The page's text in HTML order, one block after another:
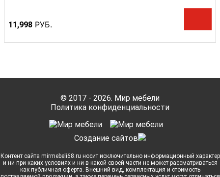
11,998 РУБ.
© 2017 - 2026. Мир мебели
Политика конфиденциальности
Cоздание сайтов
Контент сайта mirmebeli68.ru носит исключительно информационный характер
и ни при каких условиях и ни в какой своей части не может рассматриваться
как публичная оферта. Внешний вид, комплектация и стоимость